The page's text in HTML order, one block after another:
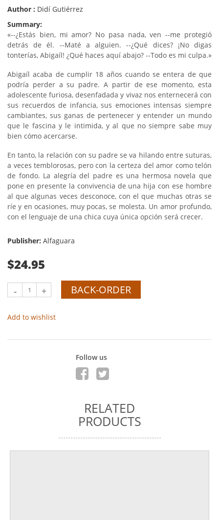
Author : Didí Gutiérrez
Summary:
«--¿Estás bien, mi amor? No pasa nada, ven --me protegió
detrás de él. --Maté a alguien. --¿Qué dices? ¡No digas
tonterías, Abigaíl! ¿Qué haces aquí abajo? --Todo es mi culpa.»
Abigaíl acaba de cumplir 18 años cuando se entera de que
podría perder a su padre. A partir de ese momento, esta
adolescente furiosa, desenfadada y vivaz nos enternecerá con
sus recuerdos de infancia, sus emociones intensas siempre
cambiantes, sus ganas de pertenecer y entender un mundo
que le fascina y le intimida, y al que no siempre sabe muy
bien cómo acercarse.
En tanto, la relación con su padre se va hilando entre suturas,
a veces temblorosas, pero con la certeza del amor como telón
de fondo. La alegría del padre es una hermosa novela que
pone en presente la convivencia de una hija con ese hombre
al que algunas veces desconoce, con el que muchas otras se
ríe y en ocasiones, muy pocas, se molesta. Un amor profundo,
con el lenguaje de una chica cuya única opción será crecer.
Publisher: Alfaguara
$24.95
- + BACK-ORDER
Add to wishlist
Follow us
RELATED
PRODUCTS